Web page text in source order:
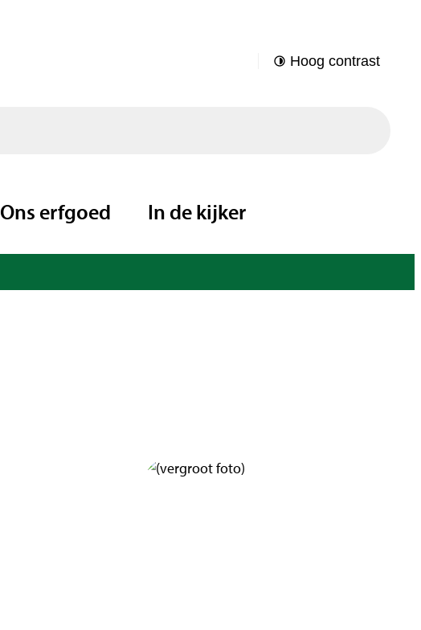
Hoog contrast
Ons erfgoed In de kijker